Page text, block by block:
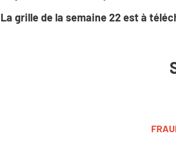
La grille de la semaine 22 est à